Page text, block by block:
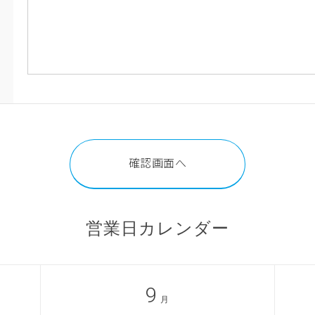
営業日カレンダー
9 月